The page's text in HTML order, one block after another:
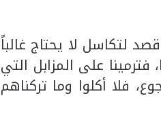
لتكاسل لا يحتاج غالباً
على المزابل التي
فلا أكلوا وما تركناهم